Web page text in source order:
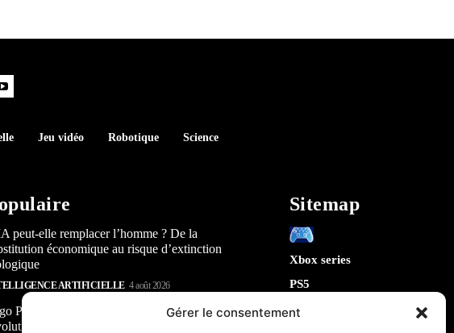
Gérer le consentement
Jeu vidéo Robotique Science
peut-elle remplacer l’homme ? De la
économique au risque d’extinction
ARTIFICIELLE 4 août 2026
Pokémon Smart Play : 5 révélations sur la
(sans écran) qui arrive en 2026
Sitemap
Xbox series
PS5
Switch